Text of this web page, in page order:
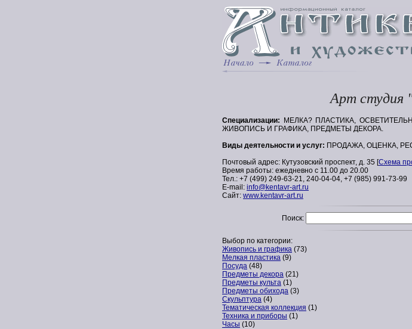
Арт студия
Специализации: МЕЛКА? ПЛАСТИКА,
ЖИВОПИСЬ И ГРАФИКА, ПРЕДМЕТЫ ДЕКОРА.
Виды деятельности и услуг: ПРОДАЖА, ОЦЕНКА,
Почтовый адрес: Кутузовский проспект, д. 35 [Схема
Время работы: ежедневно с 11.00 до 20.00
Тел.: +7 (499) 249-63-21, 240-04-04, +7 (985) 991-73-99
E-mail: info@kentavr-art.ru
Сайт: www.kentavr-art.ru
Поиск:
Выбор по категории:
Живопись и графика (73)
Мелкая пластика (9)
Посуда (48)
Предметы декора (21)
Предметы культа (1)
Предметы обихода (3)
Скульптура (4)
Тематическая коллекция (1)
Техника и приборы (1)
Часы (10)